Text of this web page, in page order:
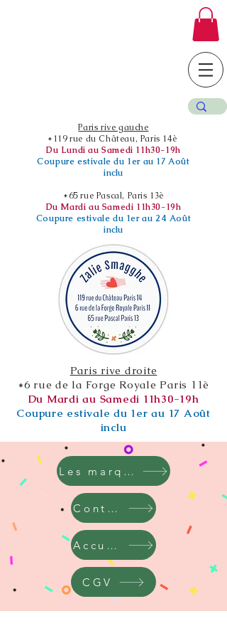
Paris rive gauche
*119 rue du Château, Paris 14è
Du Lundi au Samedi 11h30-19h
Coupure estivale du 1er au 17 Août
inclu
*65 rue Pascal, Paris 13è
Du Mardi au Samedi 11h30-19h
Coupure estivale du 1er au 24 Août
inclu
Paris rive droite
*6 rue de la Forge Royale Paris 11è
Du Mardi au Samedi 11h30-19h
Coupure estivale du 1er au 17 Août
inclu
Les marques
Contact
Accueil
CGV